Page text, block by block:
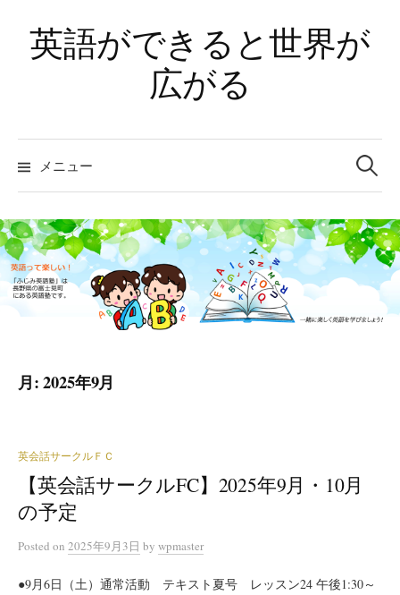
ン
プ
英語ができると世界が
広がる
メニュー
検
索:
月:2025年9月
英会話サークルＦＣ
【英会話サークルFC】2025年9月・10月
の予定
Posted on 2025年9月3日 by wpmaster
●9月6日（土）通常活動 テキスト夏号 レッスン24 午後1:30～